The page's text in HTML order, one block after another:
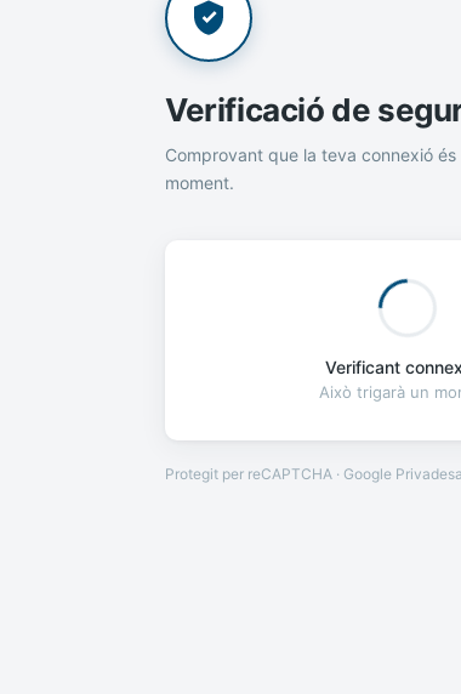
Verificació de
Comprovant que la teva connexió és
moment.
Verificant
Això trigarà un
Protegit per reCAPTCHA · Google Privadesa